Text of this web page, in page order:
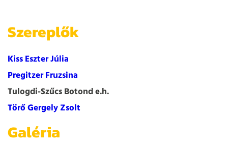
Szereplők
Kiss Eszter Júlia
Pregitzer Fruzsina
Tulogdi-Szűcs Botond e.h.
Törő Gergely Zsolt
Galéria